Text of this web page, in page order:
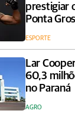
prestigiar
Ponta
ESPORTE
Lar
60,3
no Paraná
AGRO